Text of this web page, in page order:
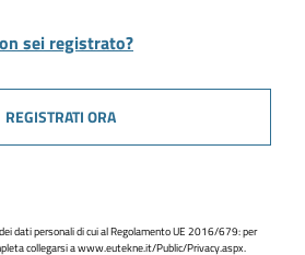
sei registrato?
REGISTRATI ORA
dati personali di cui al Regolamento UE 2016/679: per
collegarsi awww.eutekne.it/Public/Privacy.aspx.